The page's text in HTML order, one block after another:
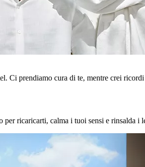
Ci prendiamo cura di te, mentre crei ricordi
ricaricarti, calma i tuoi sensi e rinsalda i